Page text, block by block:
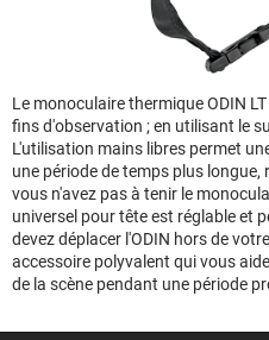
Le monoculaire thermique ODIN
fins d'observation ; en utilisant le
L'utilisation mains libres permet
une période de temps plus
vous n'avez pas à tenir le
universel pour tête est réglable et
devez déplacer l'ODIN hors de
accessoire polyvalent qui vous
de la scène pendant une période